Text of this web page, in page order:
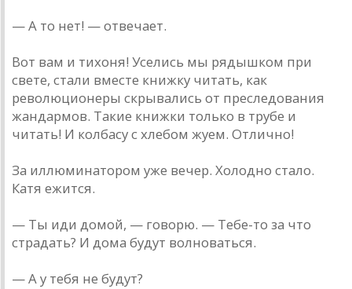
— А то нет! — отвечает.
Вот вам и тихоня! Уселись мы рядышком при
свете, стали вместе книжку читать, как
революционеры скрывались от преследования
жандармов. Такие книжки только в трубе и
читать! И колбасу с хлебом жуем. Отлично!
За иллюминатором уже вечер. Холодно стало.
Катя ежится.
— Ты иди домой, — говорю. — Тебе-то за что
страдать? И дома будут волноваться.
— А у тебя не будут?